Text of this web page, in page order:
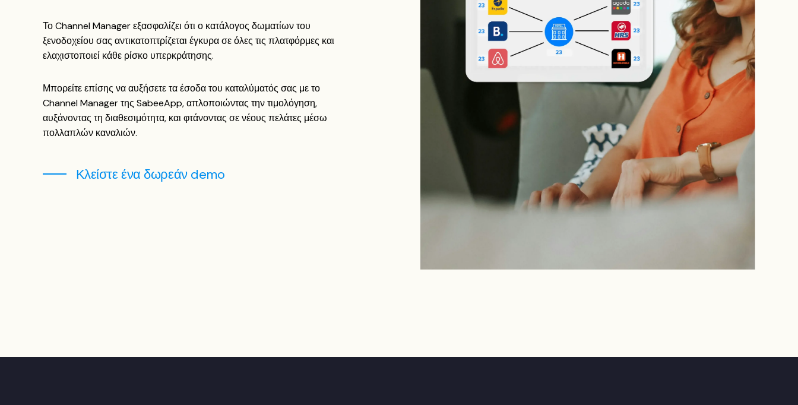
Το Channel Manager εξασφαλίζει ότι ο κατάλογος δωματίων του
ξενοδοχείου σας αντικατοπτρίζεται έγκυρα σε όλες τις πλατφόρμες και
ελαχιστοποιεί κάθε ρίσκο υπερκράτησης.
Μπορείτε επίσης να αυξήσετε τα έσοδα του καταλύματός σας με το
Channel Manager της SabeeApp, απλοποιώντας την τιμολόγηση,
αυξάνοντας τη διαθεσιμότητα, και φτάνοντας σε νέους πελάτες μέσω
πολλαπλών καναλιών.
Κλείστε ένα δωρεάν demo